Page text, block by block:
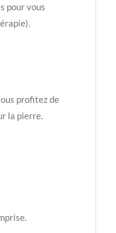
pour vous
profitez de
la pierre.